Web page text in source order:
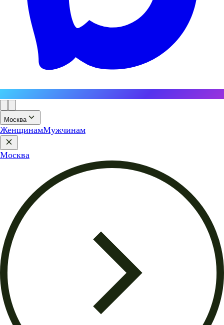
Москва
ЖенщинамМужчинам
Москва